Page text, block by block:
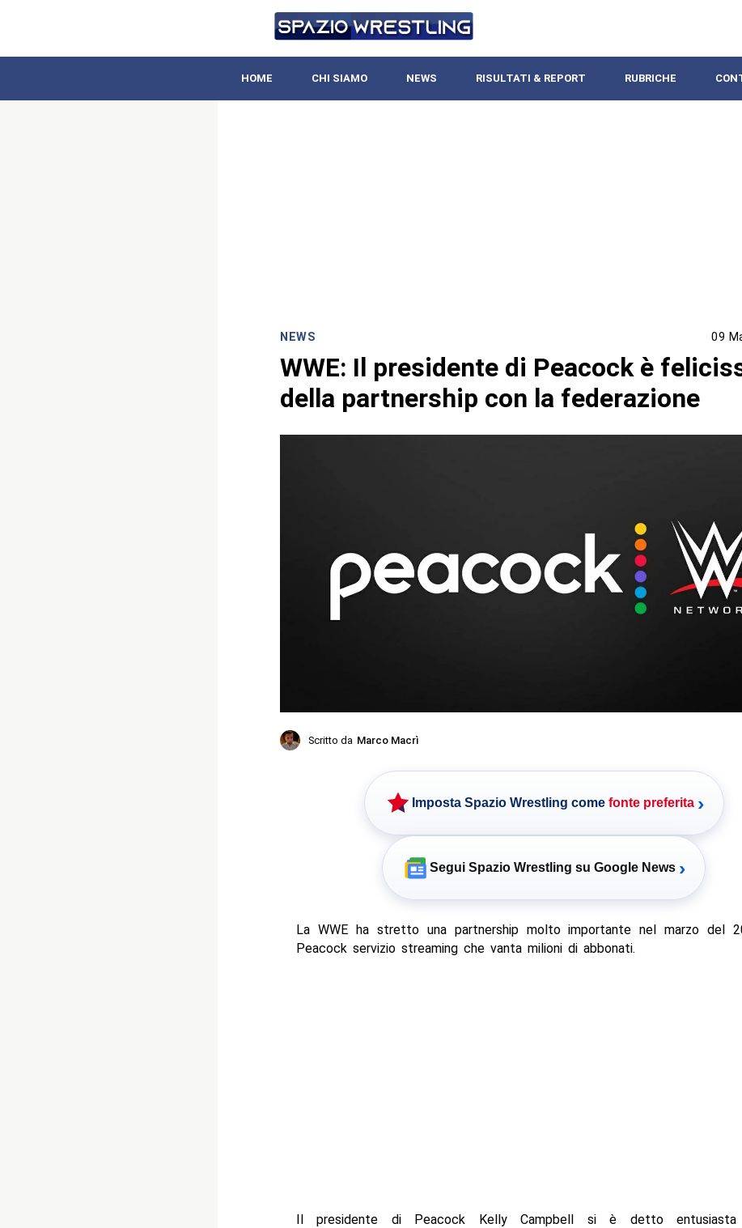
HOME CHI SIAMO NEWS RISULTATI & REPORT RUBRICHE
NEWS 09
WWE: Il presidente di Peacock è
della partnership con la federazione
Scritto da Marco Macrì
Imposta Spazio Wrestling come fonte preferita ›
Segui Spazio Wrestling su Google News ›
La WWE ha stretto una partnership molto importante nel marzo del
Peacock servizio streaming che vanta milioni di abbonati.
Il presidente di Peacock Kelly Campbell si è detto